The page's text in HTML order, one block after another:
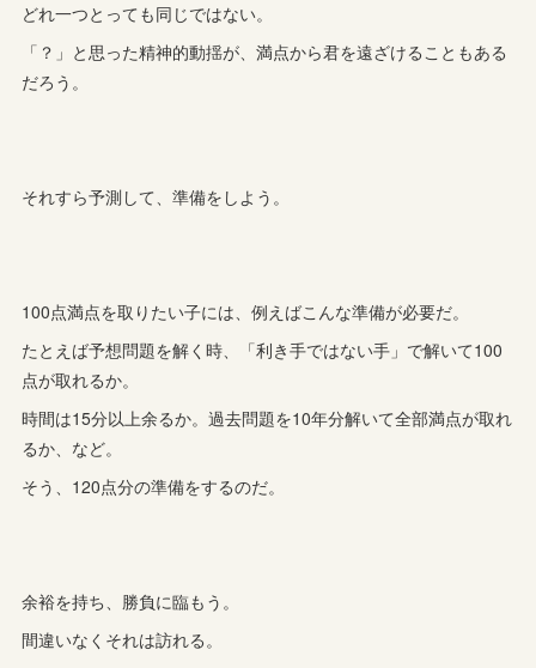
どれ一つとっても同じではない。
「？」と思った精神的動揺が、満点から君を遠ざけることもある
だろう。
それすら予測して、準備をしよう。
100点満点を取りたい子には、例えばこんな準備が必要だ。
たとえば予想問題を解く時、「利き手ではない手」で解いて100
点が取れるか。
時間は15分以上余るか。過去問題を10年分解いて全部満点が取れ
るか、など。
そう、120点分の準備をするのだ。
余裕を持ち、勝負に臨もう。
間違いなくそれは訪れる。